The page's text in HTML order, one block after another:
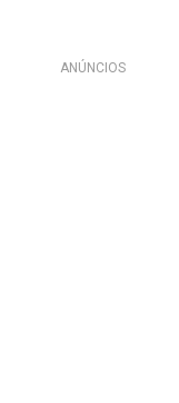
ANÚNCIOS